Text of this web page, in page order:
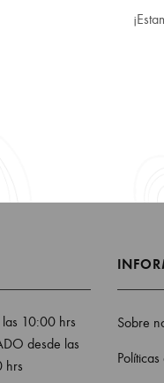
las 10:00 hrs
desde las
hrs
Sobre